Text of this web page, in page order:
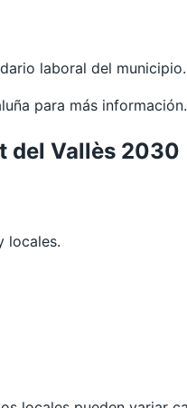
laboral del municipio.
para más información.
del Vallès 2030
locales.